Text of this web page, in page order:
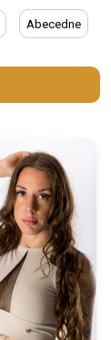
Abecedne